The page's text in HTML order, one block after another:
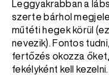
Leggyakrabban a
szerte bárhol
műtéti hegek körül
nevezik). Fontos
fertőzés okozza
fekélyként kell